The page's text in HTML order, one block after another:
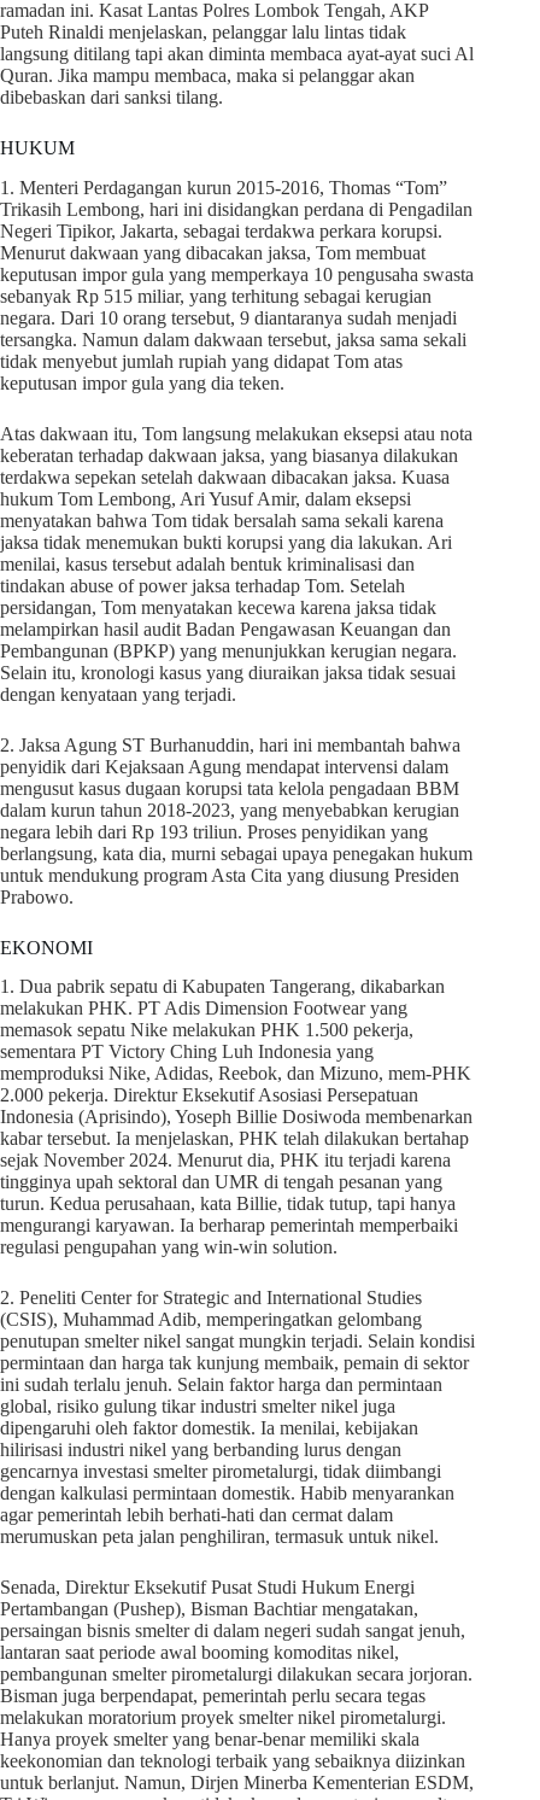
ramadan ini. Kasat Lantas Polres Lombok Tengah, AKP
Puteh Rinaldi menjelaskan, pelanggar lalu lintas tidak
langsung ditilang tapi akan diminta membaca ayat-ayat suci Al
Quran. Jika mampu membaca, maka si pelanggar akan
dibebaskan dari sanksi tilang.
HUKUM
1. Menteri Perdagangan kurun 2015-2016, Thomas “Tom”
Trikasih Lembong, hari ini disidangkan perdana di Pengadilan
Negeri Tipikor, Jakarta, sebagai terdakwa perkara korupsi.
Menurut dakwaan yang dibacakan jaksa, Tom membuat
keputusan impor gula yang memperkaya 10 pengusaha swasta
sebanyak Rp 515 miliar, yang terhitung sebagai kerugian
negara. Dari 10 orang tersebut, 9 diantaranya sudah menjadi
tersangka. Namun dalam dakwaan tersebut, jaksa sama sekali
tidak menyebut jumlah rupiah yang didapat Tom atas
keputusan impor gula yang dia teken.
Atas dakwaan itu, Tom langsung melakukan eksepsi atau nota
keberatan terhadap dakwaan jaksa, yang biasanya dilakukan
terdakwa sepekan setelah dakwaan dibacakan jaksa. Kuasa
hukum Tom Lembong, Ari Yusuf Amir, dalam eksepsi
menyatakan bahwa Tom tidak bersalah sama sekali karena
jaksa tidak menemukan bukti korupsi yang dia lakukan. Ari
menilai, kasus tersebut adalah bentuk kriminalisasi dan
tindakan abuse of power jaksa terhadap Tom. Setelah
persidangan, Tom menyatakan kecewa karena jaksa tidak
melampirkan hasil audit Badan Pengawasan Keuangan dan
Pembangunan (BPKP) yang menunjukkan kerugian negara.
Selain itu, kronologi kasus yang diuraikan jaksa tidak sesuai
dengan kenyataan yang terjadi.
2. Jaksa Agung ST Burhanuddin, hari ini membantah bahwa
penyidik dari Kejaksaan Agung mendapat intervensi dalam
mengusut kasus dugaan korupsi tata kelola pengadaan BBM
dalam kurun tahun 2018-2023, yang menyebabkan kerugian
negara lebih dari Rp 193 triliun. Proses penyidikan yang
berlangsung, kata dia, murni sebagai upaya penegakan hukum
untuk mendukung program Asta Cita yang diusung Presiden
Prabowo.
EKONOMI
1. Dua pabrik sepatu di Kabupaten Tangerang, dikabarkan
melakukan PHK. PT Adis Dimension Footwear yang
memasok sepatu Nike melakukan PHK 1.500 pekerja,
sementara PT Victory Ching Luh Indonesia yang
memproduksi Nike, Adidas, Reebok, dan Mizuno, mem-PHK
2.000 pekerja. Direktur Eksekutif Asosiasi Persepatuan
Indonesia (Aprisindo), Yoseph Billie Dosiwoda membenarkan
kabar tersebut. Ia menjelaskan, PHK telah dilakukan bertahap
sejak November 2024. Menurut dia, PHK itu terjadi karena
tingginya upah sektoral dan UMR di tengah pesanan yang
turun. Kedua perusahaan, kata Billie, tidak tutup, tapi hanya
mengurangi karyawan. Ia berharap pemerintah memperbaiki
regulasi pengupahan yang win-win solution.
2. Peneliti Center for Strategic and International Studies
(CSIS), Muhammad Adib, memperingatkan gelombang
penutupan smelter nikel sangat mungkin terjadi. Selain kondisi
permintaan dan harga tak kunjung membaik, pemain di sektor
ini sudah terlalu jenuh. Selain faktor harga dan permintaan
global, risiko gulung tikar industri smelter nikel juga
dipengaruhi oleh faktor domestik. Ia menilai, kebijakan
hilirisasi industri nikel yang berbanding lurus dengan
gencarnya investasi smelter pirometalurgi, tidak diimbangi
dengan kalkulasi permintaan domestik. Habib menyarankan
agar pemerintah lebih berhati-hati dan cermat dalam
merumuskan peta jalan penghiliran, termasuk untuk nikel.
Senada, Direktur Eksekutif Pusat Studi Hukum Energi
Pertambangan (Pushep), Bisman Bachtiar mengatakan,
persaingan bisnis smelter di dalam negeri sudah sangat jenuh,
lantaran saat periode awal booming komoditas nikel,
pembangunan smelter pirometalurgi dilakukan secara jorjoran.
Bisman juga berpendapat, pemerintah perlu secara tegas
melakukan moratorium proyek smelter nikel pirometalurgi.
Hanya proyek smelter yang benar-benar memiliki skala
keekonomian dan teknologi terbaik yang sebaiknya diizinkan
untuk berlanjut. Namun, Dirjen Minerba Kementerian ESDM,